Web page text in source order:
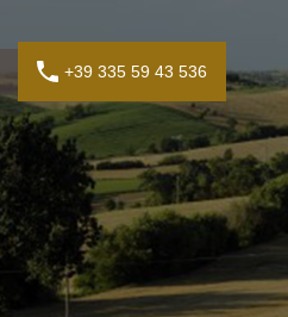
+39 335 59 43 536
+39 335 59 43 536